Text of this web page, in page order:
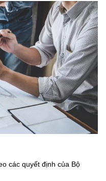
các quyết định của Bộ